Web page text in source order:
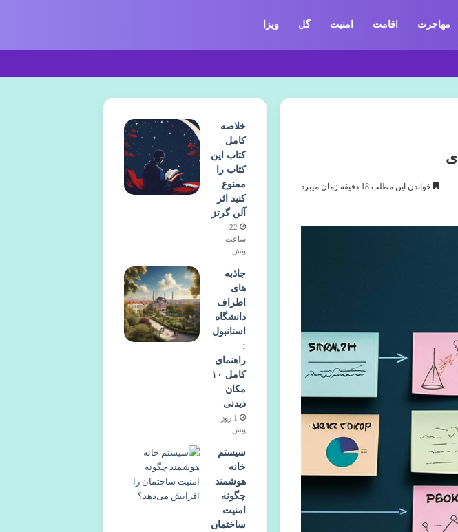
مهاجرت اقامت امنیت گل ویزا
خواندن این مطلب 18 دقیقه زمان میبرد
خلاصه
کامل
کتاب این
کتاب را
ممنوع
کنید اثر
آلن گرتز
22
ساعت
پیش
جاذبه
های
اطراف
دانشگاه
استانبول
:
راهنمای
کامل ۱۰
مکان
دیدنی
1 روز
پیش
سیستم
خانه
هوشمند
چگونه
امنیت
ساختمان